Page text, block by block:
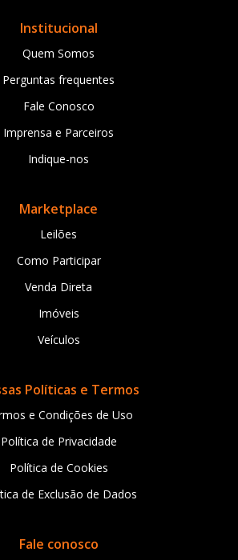
Institucional
Quem Somos
Perguntas frequentes
Fale Conosco
Imprensa e Parceiros
Indique-nos
Marketplace
Leilões
Como Participar
Venda Direta
Imóveis
Veículos
Políticas e Termos
e Condições de Uso
Política de Privacidade
Política de Cookies
de Exclusão de Dados
Fale conosco